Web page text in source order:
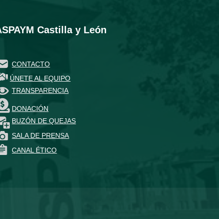
Castilla y León
CONTACTO
ÚNETE AL EQUIPO
TRANSPARENCIA
DONACIÓN
BUZÓN DE QUEJAS
SALA DE PRENSA
CANAL ÉTICO